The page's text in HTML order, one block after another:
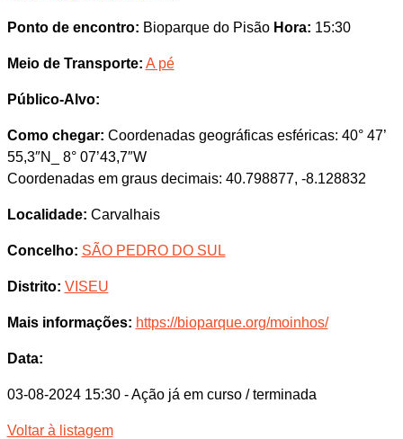
Ponto de encontro: Bioparque do Pisão Hora: 15:30
Meio de Transporte: A pé
Público-Alvo:
Como chegar: Coordenadas geográficas esféricas: 40° 47’
55,3″N_ 8° 07’43,7″W
Coordenadas em graus decimais: 40.798877, -8.128832
Localidade: Carvalhais
Concelho: SÃO PEDRO DO SUL
Distrito: VISEU
Mais informações: https://bioparque.org/moinhos/
Data:
03-08-2024 15:30 - Ação já em curso / terminada
Voltar à listagem